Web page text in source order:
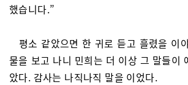
했습니다.”
평소 같았으면 한 귀로 듣고 흘렸을 이
물을 보고 나니 민희는 더 이상 그 말들이
았다. 감사는 나직나직 말을 이었다.